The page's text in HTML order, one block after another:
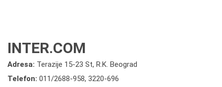
INTER.COM
Adresa: Terazije 15-23 St, R.K. Beograd
Telefon: 011/2688-958, 3220-696